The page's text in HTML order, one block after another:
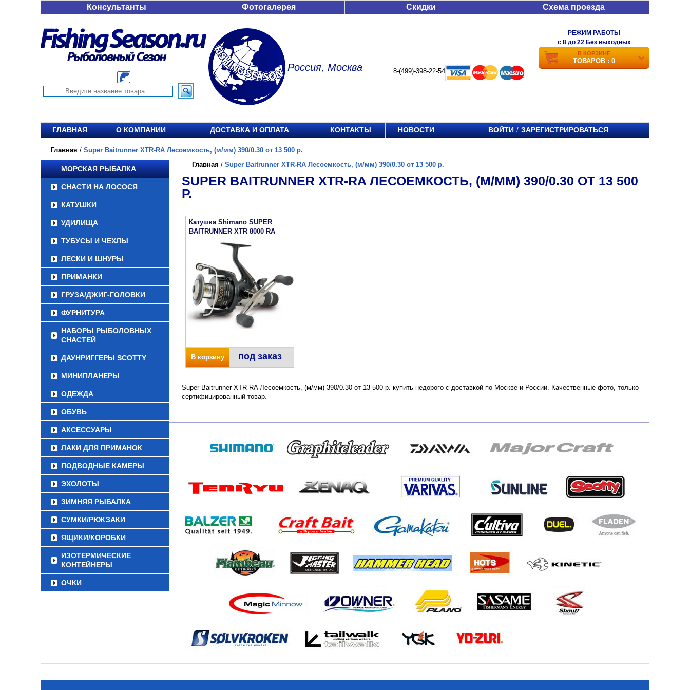
Консультанты Фотогалерея Скидки Схема проезда
Россия, Москва 8-(499)-398-22-54
РЕЖИМ РАБОТЫ
c 8 до 22 Без выходных
В КОРЗИНЕ
ТОВАРОВ : 0
ГЛАВНАЯ О КОМПАНИИ ДОСТАВКА И ОПЛАТА КОНТАКТЫ НОВОСТИ ВОЙТИ / ЗАРЕГИСТРИРОВАТЬСЯ
Главная / Super Baitrunner XTR-RA Лесоемкость, (м/мм) 390/0.30 от 13 500 р.
МОРСКАЯ РЫБАЛКА
СНАСТИ НА ЛОСОСЯ
КАТУШКИ
УДИЛИЩА
ТУБУСЫ И ЧЕХЛЫ
ЛЕСКИ И ШНУРЫ
ПРИМАНКИ
ГРУЗА/ДЖИГ-ГОЛОВКИ
ФУРНИТУРА
НАБОРЫ РЫБОЛОВНЫХ
СНАСТЕЙ
ДАУНРИГГЕРЫ SCOTTY
МИНИПЛАНЕРЫ
ОДЕЖДА
ОБУВЬ
АКСЕССУАРЫ
ЛАКИ ДЛЯ ПРИМАНОК
ПОДВОДНЫЕ КАМЕРЫ
ЭХОЛОТЫ
ЗИМНЯЯ РЫБАЛКА
СУМКИ/РЮКЗАКИ
ЯЩИКИ/КОРОБКИ
ИЗОТЕРМИЧЕСКИЕ
КОНТЕЙНЕРЫ
ОЧКИ
Главная / Super Baitrunner XTR-RA Лесоемкость, (м/мм) 390/0.30 от 13 500 р.
SUPER BAITRUNNER XTR-RA ЛЕСОЕМКОСТЬ, (М/ММ) 390/0.30 ОТ 13 500
Р.
Катушка Shimano SUPER
BAITRUNNER XTR 8000 RA
В корзину под заказ
Super Baitrunner XTR-RA Лесоемкость, (м/мм) 390/0.30 от 13 500 р. купить недорого с доставкой по Москве и России. Качественные фото, только
сертифицированный товар.